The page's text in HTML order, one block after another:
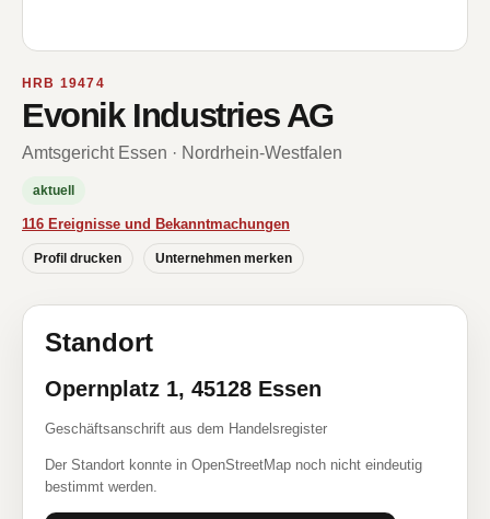
HRB 19474
Evonik Industries AG
Amtsgericht Essen · Nordrhein-Westfalen
aktuell
116 Ereignisse und Bekanntmachungen
Profil drucken Unternehmen merken
Standort
Opernplatz 1, 45128 Essen
Geschäftsanschrift aus dem Handelsregister
Der Standort konnte in OpenStreetMap noch nicht eindeutig
bestimmt werden.